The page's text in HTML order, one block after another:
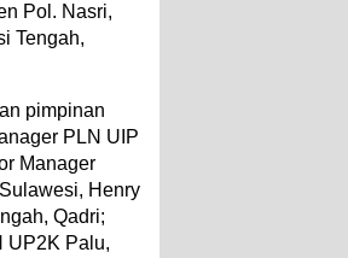
Pol. Nasri,
Tengah,
pimpinan
PLN UIP
Manager
Henry
Qadri;
UP2K Palu,